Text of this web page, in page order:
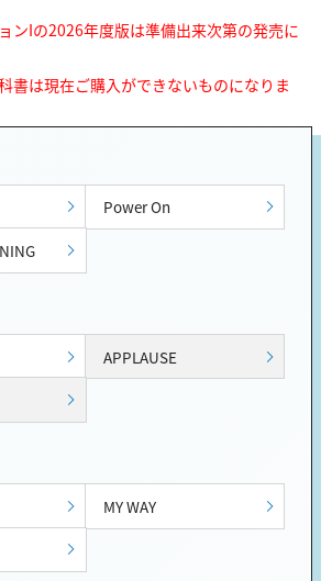
ンIの2026年度版は準備出来次第の発売に
書は現在ご購入ができないものになりま
Power On
APPLAUSE
MY WAY